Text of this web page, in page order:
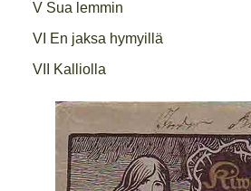
V Sua lemmin
VI En jaksa hymyillä
VII Kalliolla